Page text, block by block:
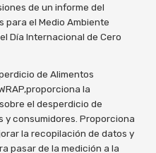
de un informe del
para el Medio Ambiente
Día Internacional de Cero
de Alimentos
la
el desperdicio de
y consumidores. Proporciona
la recopilación de datos y
pasar de la medición a la